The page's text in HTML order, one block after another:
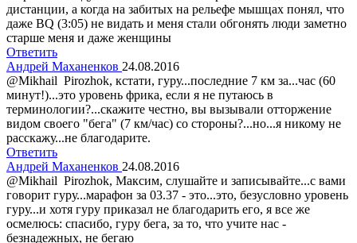
дистанции, а когда на забитых на рельефе мышцах понял, что
даже BQ (3:05) не видать и меня стали обгонять люди заметно
старше меня и даже женщины
Ответить
Андрей Маханенков 24.08.2016
@Мikhail Рirozhok, кстати, гуру...последние 7 км за...час (60
минут!)...это уровень фрика, если я не путаюсь в
терминологии?...скажите честно, вы вызывали отторжение
видом своего "бега" (7 км/час) со стороны?...но...я никому не
расскажу...не благодарите.
Ответить
Андрей Маханенков 24.08.2016
@Мikhail Рirozhok, Максим, слушайте и записывайте...с вами
говорит гуру...марафон за 03.37 - это...это, безусловно уровень
гуру...и хотя гуру приказал не благодарить его, я все же
осмелюсь: спасибо, гуру бега, за то, что учите нас -
безнадежных, не бегаю